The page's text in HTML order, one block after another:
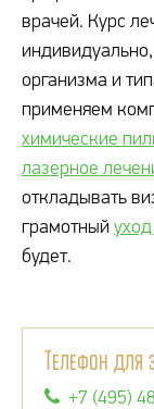
врачей. Курс
организма и
применяем
химические
лазерное
откладывать
грамотный
будет.
Телефон для
+7 (495)